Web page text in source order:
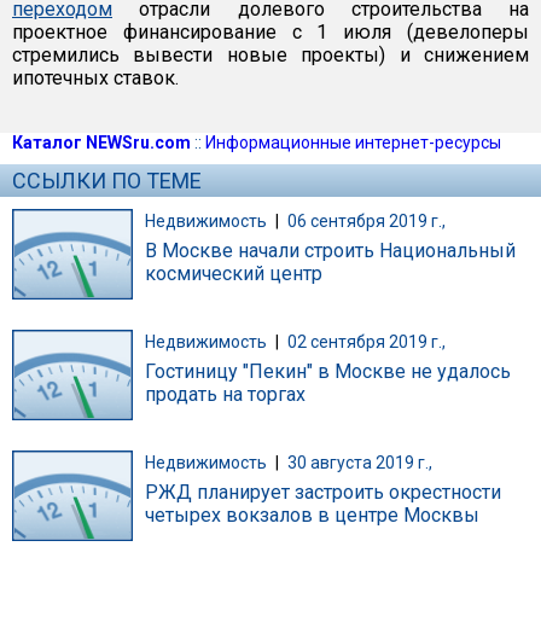
переходом отрасли долевого строительства на
проектное финансирование с 1 июля (девелоперы
стремились вывести новые проекты) и снижением
ипотечных ставок.
Каталог NEWSru.com :: Информационные интернет-ресурсы
ССЫЛКИ ПО ТЕМЕ
Недвижимость | 06 сентября 2019 г.,
В Москве начали строить Национальный
космический центр
Недвижимость 02 сентября 2019 г.,
Гостиницу "Пекин" в Москве не удалось
продать на торгах
Недвижимость 30 августа 2019 г.,
РЖД планирует застроить окрестности
четырех вокзалов в центре Москвы